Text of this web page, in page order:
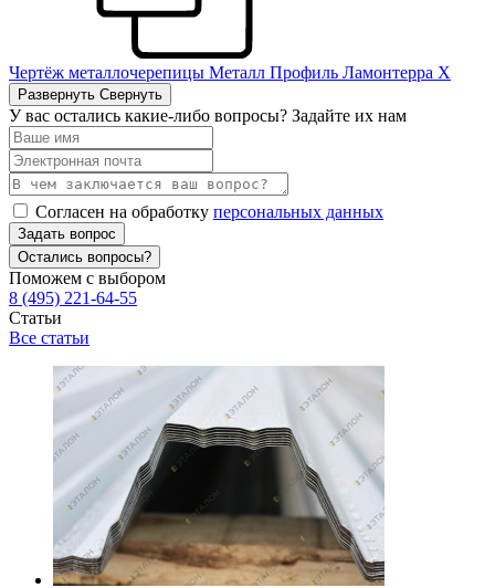
Чертёж металлочерепицы Металл Профиль Ламонтерра Х
Развернуть Свернуть
У вас остались какие-либо вопросы? Задайте их нам
Согласен на обработку персональных данных
Задать вопрос
Остались вопросы?
Поможем с выбором
8 (495) 221-64-55
Статьи
Все статьи